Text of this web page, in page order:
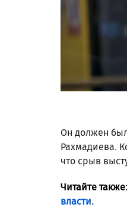
Он должен
Рахмадиева.
что срыв
Читайте также:
власти.